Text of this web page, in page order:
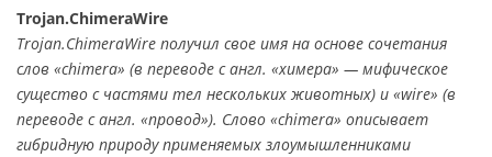
Trojan.ChimeraWire
Trojan.ChimeraWire получил свое имя на основе сочетания
слов «chimera» (в переводе с англ. «химера» — мифическое
существо с частями тел нескольких животных) и «wire» (в
переводе с англ. «провод»). Слово «chimera» описывает
гибридную природу применяемых злоумышленниками